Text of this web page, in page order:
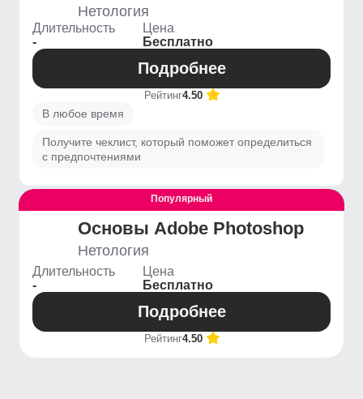
Нетология
Длительность
-
Цена
Бесплатно
Подробнее
Рейтинг4.50
В любое время
Получите чеклист, который поможет определиться
с предпочтениями
Выгодный
Популярный
Основы Adobe Photoshop
Нетология
Длительность
-
Цена
Бесплатно
Подробнее
Рейтинг4.50